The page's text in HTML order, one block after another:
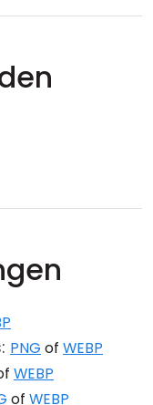
PNG of WEBP
WEBP
of WEBP